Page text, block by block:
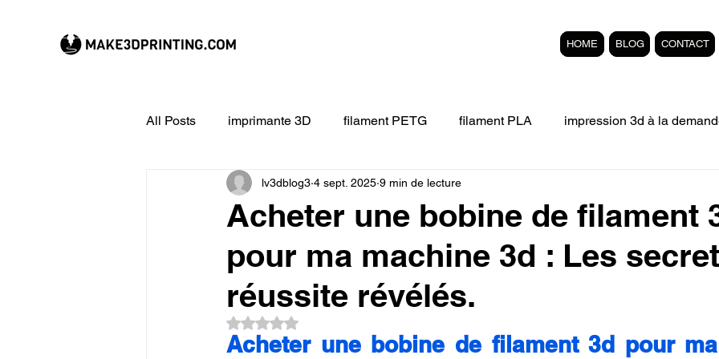
HOME BLOG CONTACT
All Posts imprimante 3D filament PETG filament PLA impression 3d à la
CREALITY imprimante 3D Filament 3D FLEXIBLE
Filament 3D Formation à l'impression 3D. Formation éligible au CPF Impressio
impression 3D en ligne
Acheter une bobine de filament
pour ma machine 3d : Les
réussite révélés.
lv3dblog3 4 sept. 2025 9 min de lecture
Noté NaN étoiles sur 5.
Acheter une bobine de filament 3d pour